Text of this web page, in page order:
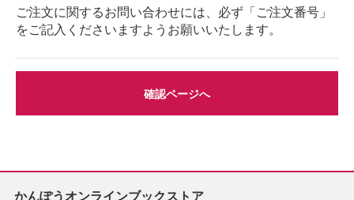
ご注文に関するお問い合わせには、必ず「ご注文番号」
をご記入くださいますようお願いいたします。
確認ページへ
かんぽうオンラインブックストア